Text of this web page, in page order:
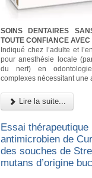
SOINS DENTAIRES
TOUTE CONFIANCE AVEC
Indiqué chez l’adulte et
pour anesthésie locale
du nerf) en
complexes nécessitant une
Lire la suite...
Essai thérapeutique
antimicrobien de
des souches de
mutans d’origine